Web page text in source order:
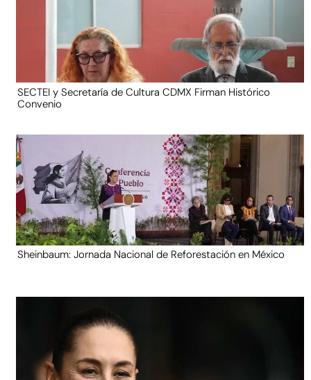
SECTEI y Secretaría de Cultura CDMX Firman Histórico
Convenio
Sheinbaum: Jornada Nacional de Reforestación en México